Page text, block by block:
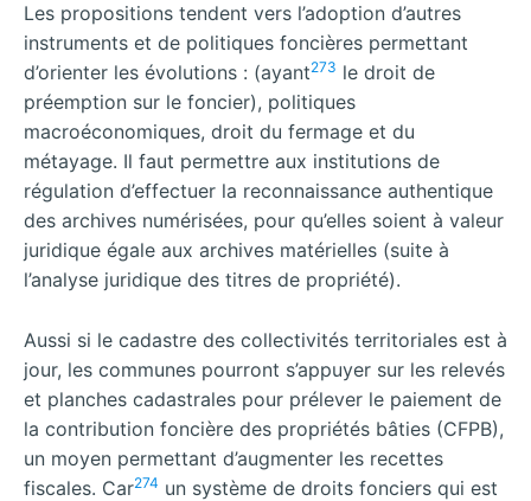
Les propositions tendent vers l’adoption d’autres
instruments et de politiques foncières permettant
d’orienter les évolutions : (ayant273 le droit de
préemption sur le foncier), politiques
macroéconomiques, droit du fermage et du
métayage. Il faut permettre aux institutions de
régulation d’effectuer la reconnaissance authentique
des archives numérisées, pour qu’elles soient à valeur
juridique égale aux archives matérielles (suite à
l’analyse juridique des titres de propriété).
Aussi si le cadastre des collectivités territoriales est à
jour, les communes pourront s’appuyer sur les relevés
et planches cadastrales pour prélever le paiement de
la contribution foncière des propriétés bâties (CFPB),
un moyen permettant d’augmenter les recettes
fiscales. Car274 un système de droits fonciers qui est